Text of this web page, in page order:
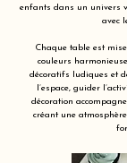
enfants dans un univers
avec
Chaque table est
couleurs
décoratifs ludiques et
l’espace, guider
décoration
créant une